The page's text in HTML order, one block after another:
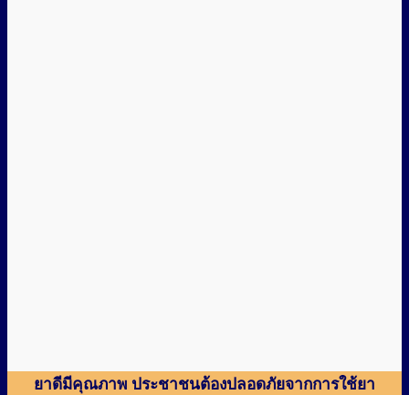
ยาดีมีคุณภาพ ประชาชนต้องปลอดภัยจากการใช้ยา